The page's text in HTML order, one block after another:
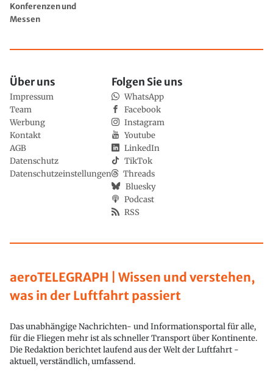
Konferenzen und
Messen
aeroTELEGRAPH | Wissen und verstehen,
was in der Luftfahrt passiert
Das unabhängige Nachrichten- und Informationsportal für alle,
für die Fliegen mehr ist als schneller Transport über Kontinente.
Die Redaktion berichtet laufend aus der Welt der Luftfahrt -
aktuell, verständlich, umfassend.
Über uns
Impressum
Team
Werbung
Kontakt
AGB
Datenschutz
Datenschutzeinstellungen
Folgen Sie uns
WhatsApp
Facebook
Instagram
Youtube
LinkedIn
TikTok
Threads
Bluesky
Podcast
RSS